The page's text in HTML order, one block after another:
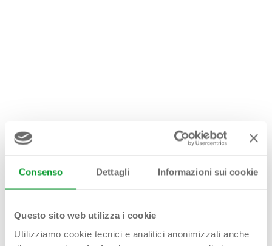
Consenso Dettagli Informazioni sui cookie
Questo sito web utilizza i cookie
Utilizziamo cookie tecnici e analitici anonimizzati anche
Hai bisogno di
Contattaci!